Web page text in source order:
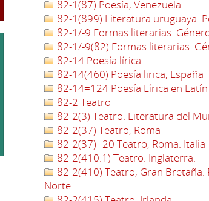
82-1(87) Poesía, Venezuela
82-1(899) Literatura uruguaya.
82-1/-9 Formas literarias.
82-1/-9(82) Formas literarias.
82-14 Poesía lírica
82-14(460) Poesía lirica, España
82-14=124 Poesía Lírica en Latín
82-2 Teatro
82-2(3) Teatro. Literatura del
82-2(37) Teatro, Roma
82-2(37)=20 Teatro, Roma. Italia
82-2(410.1) Teatro. Inglaterra.
82-2(410) Teatro, Gran
Norte.